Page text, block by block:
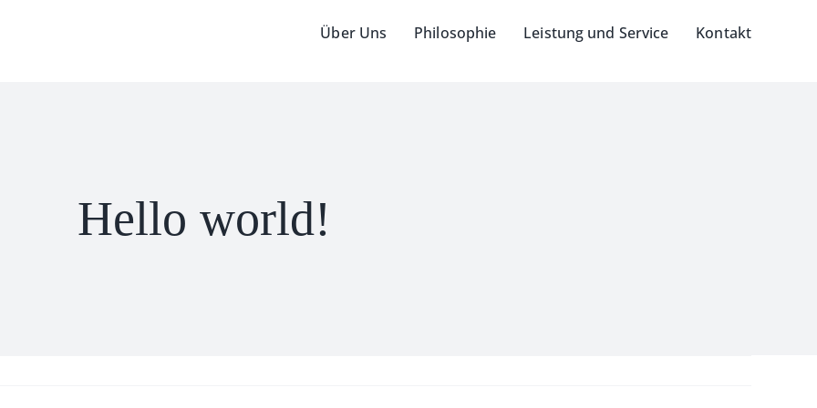
Über Uns Philosophie Leistung und Service Kontakt
Hello world!